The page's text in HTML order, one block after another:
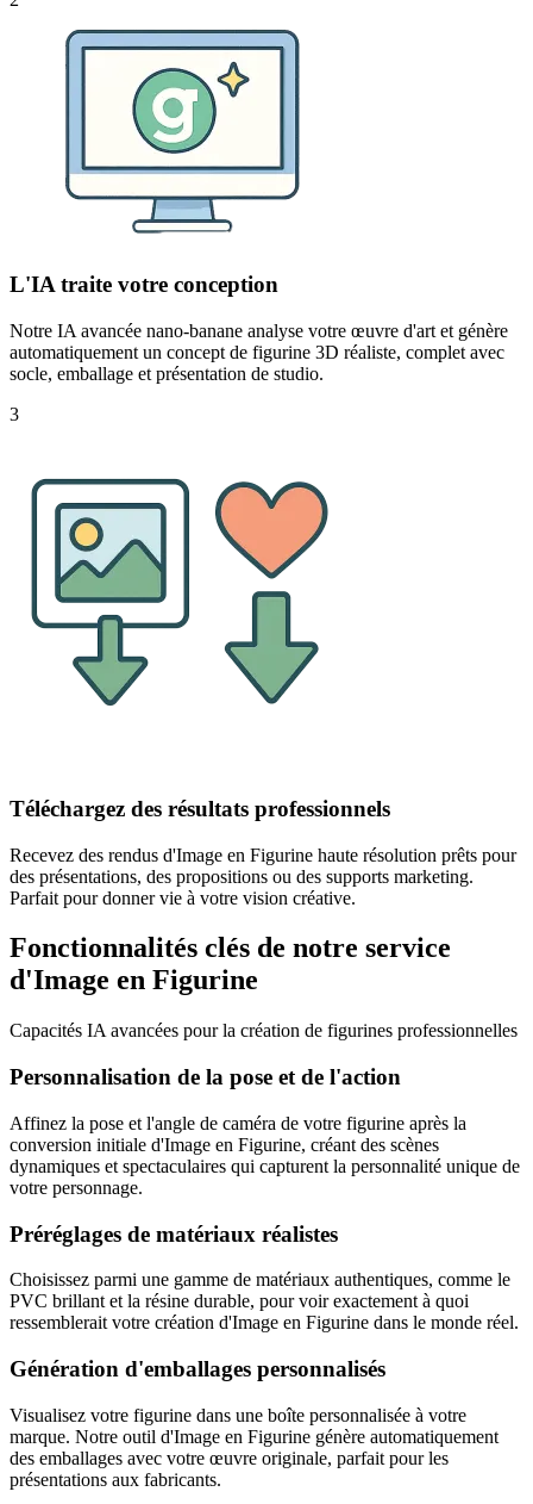
L'IA traite votre conception
Notre IA avancée nano-banane analyse votre œuvre d'art et génère
automatiquement un concept de figurine 3D réaliste, complet avec
socle, emballage et présentation de studio.
3
Téléchargez des résultats professionnels
Recevez des rendus d'Image en Figurine haute résolution prêts pour
des présentations, des propositions ou des supports marketing.
Parfait pour donner vie à votre vision créative.
Fonctionnalités clés de notre service
d'Image en Figurine
Capacités IA avancées pour la création de figurines professionnelles
Personnalisation de la pose et de l'action
Affinez la pose et l'angle de caméra de votre figurine après la
conversion initiale d'Image en Figurine, créant des scènes
dynamiques et spectaculaires qui capturent la personnalité unique de
votre personnage.
Préréglages de matériaux réalistes
Choisissez parmi une gamme de matériaux authentiques, comme le
PVC brillant et la résine durable, pour voir exactement à quoi
ressemblerait votre création d'Image en Figurine dans le monde réel.
Génération d'emballages personnalisés
Visualisez votre figurine dans une boîte personnalisée à votre
marque. Notre outil d'Image en Figurine génère automatiquement
des emballages avec votre œuvre originale, parfait pour les
présentations aux fabricants.